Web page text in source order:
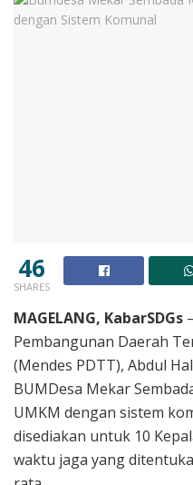
46
SHARES
MAGELANG, KabarSDGs
Pembangunan Daerah
(Mendes PDTT), Abdul
BUMDesa Mekar
UMKM dengan sistem
disediakan untuk 10
waktu jaga yang